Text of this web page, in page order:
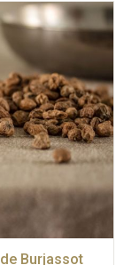
Burjassot